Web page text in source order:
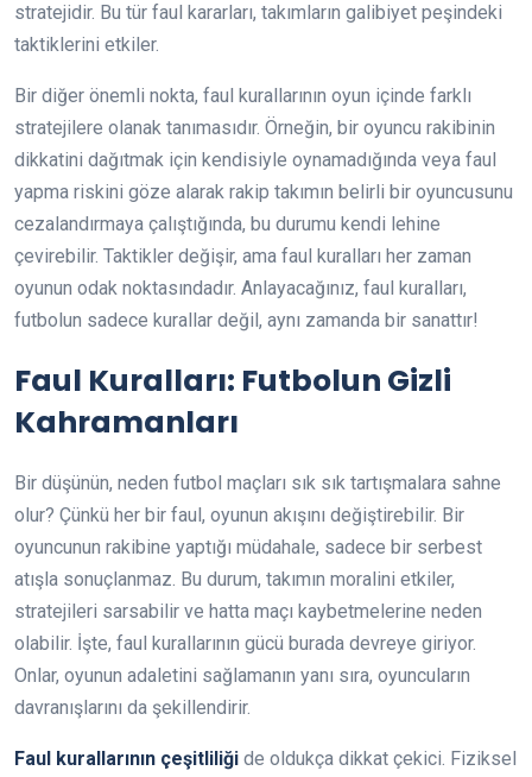
stratejidir. Bu tür faul kararları, takımların galibiyet peşindeki
taktiklerini etkiler.
Bir diğer önemli nokta, faul kurallarının oyun içinde farklı
stratejilere olanak tanımasıdır. Örneğin, bir oyuncu rakibinin
dikkatini dağıtmak için kendisiyle oynamadığında veya faul
yapma riskini göze alarak rakip takımın belirli bir oyuncusunu
cezalandırmaya çalıştığında, bu durumu kendi lehine
çevirebilir. Taktikler değişir, ama faul kuralları her zaman
oyunun odak noktasındadır. Anlayacağınız, faul kuralları,
futbolun sadece kurallar değil, aynı zamanda bir sanattır!
Faul Kuralları: Futbolun Gizli
Kahramanları
Bir düşünün, neden futbol maçları sık sık tartışmalara sahne
olur? Çünkü her bir faul, oyunun akışını değiştirebilir. Bir
oyuncunun rakibine yaptığı müdahale, sadece bir serbest
atışla sonuçlanmaz. Bu durum, takımın moralini etkiler,
stratejileri sarsabilir ve hatta maçı kaybetmelerine neden
olabilir. İşte, faul kurallarının gücü burada devreye giriyor.
Onlar, oyunun adaletini sağlamanın yanı sıra, oyuncuların
davranışlarını da şekillendirir.
Faul kurallarının çeşitliliği de oldukça dikkat çekici. Fiziksel